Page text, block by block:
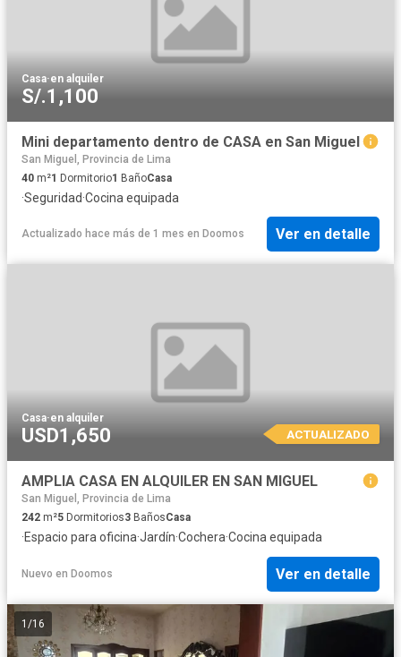
Casa·en alquiler
S/.1,100
Mini departamento dentro de CASA en San Miguel
San Miguel, Provincia de Lima
40 m²1 Dormitorio1 BañoCasa
·Seguridad·Cocina equipada
Actualizado hace más de 1 mes en Doomos Ver en detalle
Casa·en alquiler
USD1,650 ACTUALIZADO
AMPLIA CASA EN ALQUILER EN SAN MIGUEL
San Miguel, Provincia de Lima
242 m²5 Dormitorios3 BañosCasa
·Espacio para oficina·Jardín·Cochera·Cocina equipada
Nuevo en Doomos Ver en detalle
1 /16